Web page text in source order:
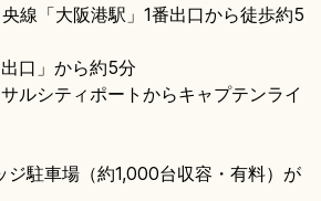
線「大阪港駅」1番出口から徒歩約5
口」から約5分
ルシティポートからキャプテンライ
ジ駐車場（約1,000台収容・有料）が